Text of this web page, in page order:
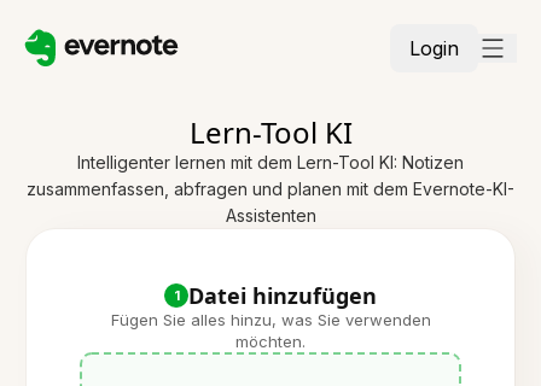
Login
Lern-Tool KI
Intelligenter lernen mit dem Lern-Tool KI: Notizen
zusammenfassen, abfragen und planen mit dem Evernote-KI-
Assistenten
1 Datei hinzufügen
Fügen Sie alles hinzu, was Sie verwenden
möchten.